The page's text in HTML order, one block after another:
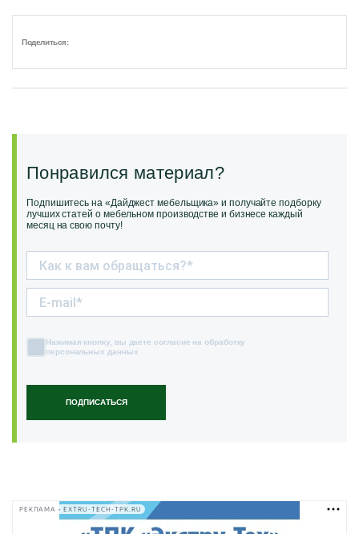
Поделиться:
Понравился материал?
Подпишитесь на «Дайджест мебельщика» и получайте подборку
лучших статей о мебельном производстве и бизнесе каждый
месяц на свою почту!
ПОДПИСАТЬСЯ
Нажимая кнопку, вы даете согласие на обработку
персональных данных
РЕКЛАМА • EXTRU-TECH-TPK.RU